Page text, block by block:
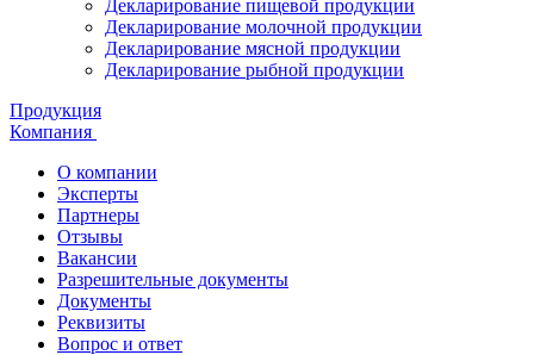
Декларирование пищевой продукции
Декларирование молочной продукции
Декларирование мясной продукции
Декларирование рыбной продукции
Продукция
Компания
О компании
Эксперты
Партнеры
Отзывы
Вакансии
Разрешительные документы
Документы
Реквизиты
Вопрос и ответ